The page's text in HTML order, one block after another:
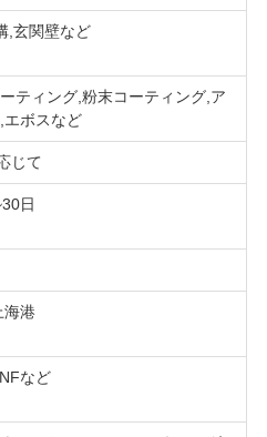
,玄関壁など
ティング,粉末コーティング,ア
エボスなど
じて
日
海港
など